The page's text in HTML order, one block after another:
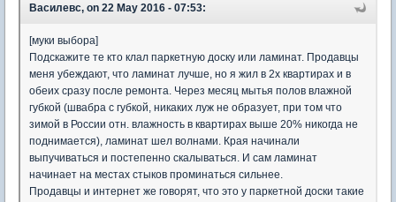
Василевс, on 22 May 2016 - 07:53:
[муки выбора]
Подскажите те кто клал паркетную доску или ламинат. Продавцы
меня убеждают, что ламинат лучше, но я жил в 2х квартирах и в
обеих сразу после ремонта. Через месяц мытья полов влажной
губкой (швабра с губкой, никаких луж не образует, при том что
зимой в России отн. влажность в квартирах выше 20% никогда не
поднимается), ламинат шел волнами. Края начинали
выпучиваться и постепенно скалываться. И сам ламинат
начинает на местах стыков проминаться сильнее.
Продавцы и интернет же говорят, что это у паркетной доски такие